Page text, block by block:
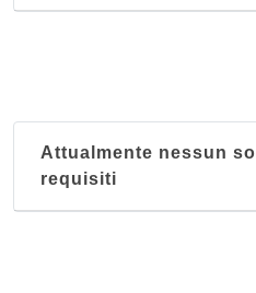
Attualmente nessun
requisiti